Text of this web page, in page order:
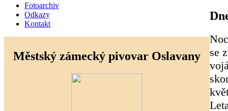
Fotoarchiv
Odkazy
Kontakt
Městský zámecký pivovar Oslavany
se